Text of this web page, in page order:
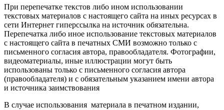
При перепечатке текстов либо ином использовании
текстовых материалов с настоящего сайта на иных ресурсах в
сети Интернет гиперссылка на источник обязательна.
Перепечатка либо иное использование текстовых материалов
с настоящего сайта в печатных СМИ возможно только с
письменного согласия автора, правообладателя. Фотографии,
видеоматериалы, иные иллюстрации могут быть
использованы только с письменного согласия автора
(правообладателя) и с обязательным указанием имени автора
и источника заимствования
В случае использования материала в печатном издании,